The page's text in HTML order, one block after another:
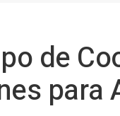
de
para